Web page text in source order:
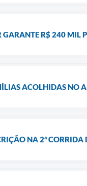
GARANTE R$ 240 MIL
ACOLHIDAS NO
NA 2ª